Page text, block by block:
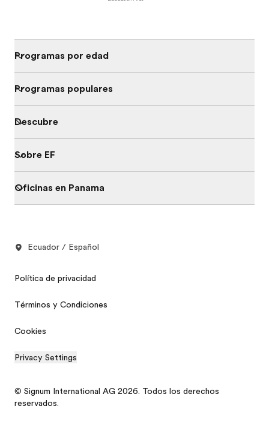
Programas por edad
Programas populares
Descubre
Sobre EF
Oficinas en Panama
Ecuador / Español
Política de privacidad
Términos y Condiciones
Cookies
Privacy Settings
© Signum International AG 2026. Todos los derechos
reservados.